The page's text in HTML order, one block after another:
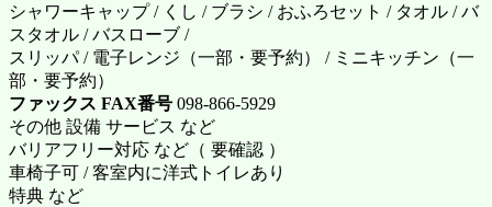
シャワーキャップ / くし / ブラシ / おふろセット / タオル / バ
スタオル / バスローブ /
スリッパ / 電子レンジ（一部・要予約） / ミニキッチン（一
部・要予約）
ファックス FAX番号 098-866-5929
その他 設備 サービス など
バリアフリー対応 など（ 要確認 ）
車椅子可 / 客室内に洋式トイレあり
特典 など